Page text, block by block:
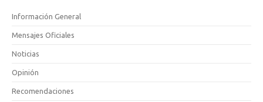
Información General
Mensajes Oficiales
Noticias
Opinión
Recomendaciones